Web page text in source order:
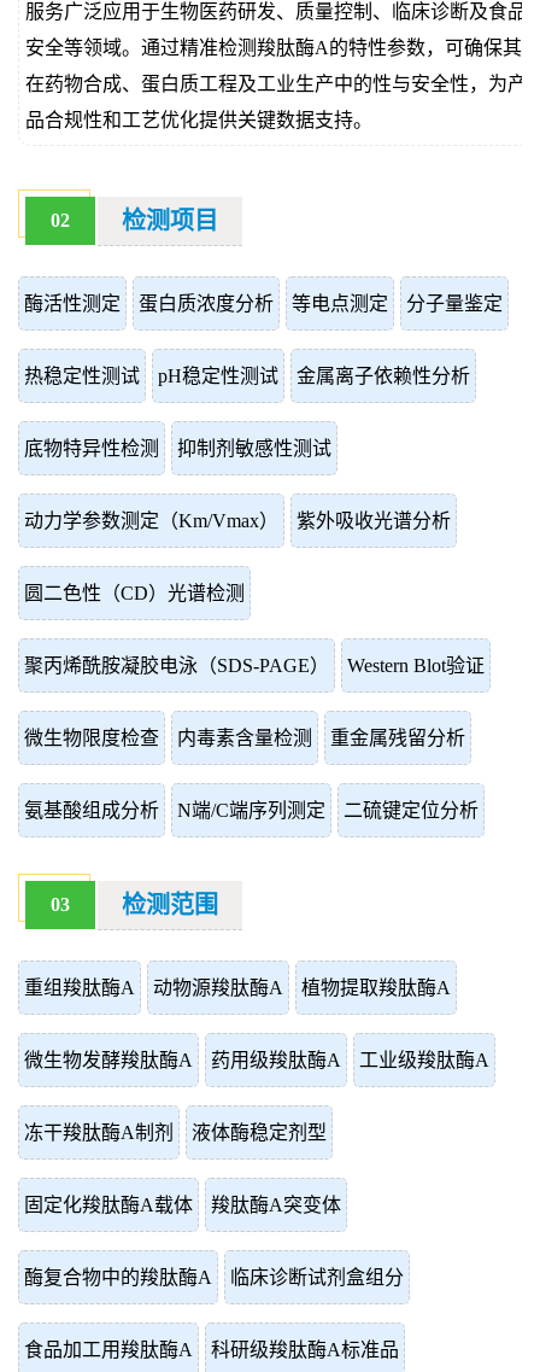
服务广泛应用于生物医药研发、质量控制、临床诊断及食品
安全等领域。通过精准检测羧肽酶A的特性参数，可确保其
在药物合成、蛋白质工程及工业生产中的性与安全性，为产
品合规性和工艺优化提供关键数据支持。
02 检测项目
酶活性测定 蛋白质浓度分析 等电点测定 分子量鉴定
热稳定性测试 pH稳定性测试 金属离子依赖性分析
底物特异性检测 抑制剂敏感性测试
动力学参数测定（Km/Vmax） 紫外吸收光谱分析
圆二色性（CD）光谱检测
聚丙烯酰胺凝胶电泳（SDS-PAGE） Western Blot验证
微生物限度检查 内毒素含量检测 重金属残留分析
氨基酸组成分析 N端/C端序列测定 二硫键定位分析
03 检测范围
重组羧肽酶A 动物源羧肽酶A 植物提取羧肽酶A
微生物发酵羧肽酶A 药用级羧肽酶A 工业级羧肽酶A
冻干羧肽酶A制剂 液体酶稳定剂型
固定化羧肽酶A载体 羧肽酶A突变体
酶复合物中的羧肽酶A 临床诊断试剂盒组分
食品加工用羧肽酶A 科研级羧肽酶A标准品
伪
查
询